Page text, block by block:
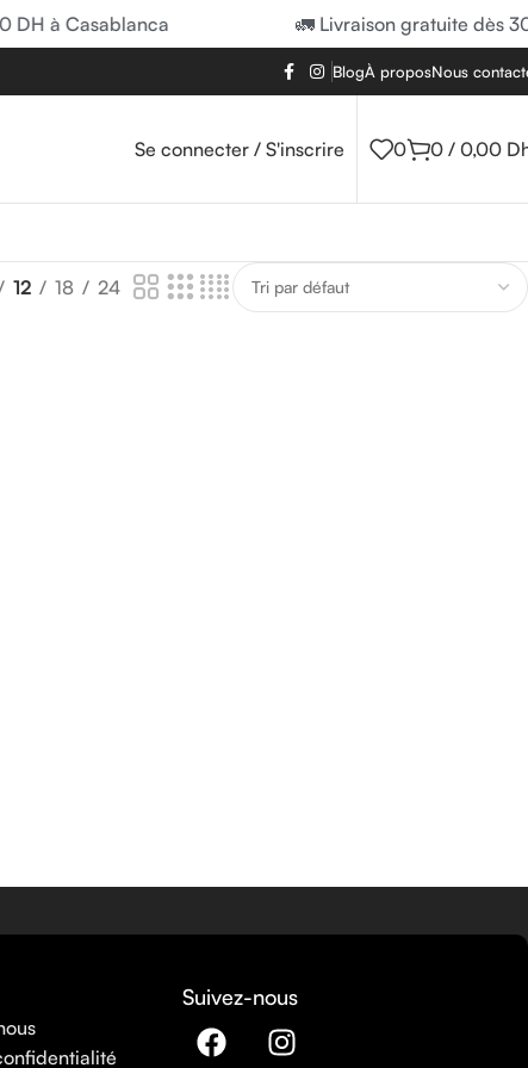
à Casablanca 🚛 Livraison gratuite dès
BlogÀ proposNous
Se connecter / S'inscrire 0 0 / 0,00
12 18 24
Suivez-nous